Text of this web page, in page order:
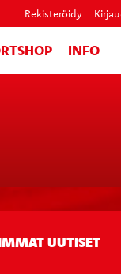
Rekisteröidy
INFO
UUTISET